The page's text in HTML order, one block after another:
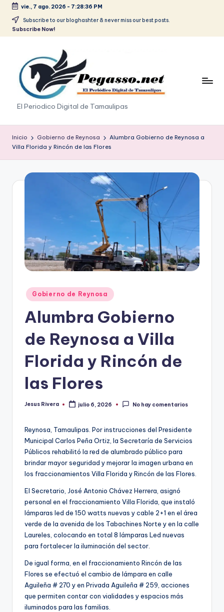
Saltar
vie., 7 ago. 2026 - 7:28:37 PM
Subscribe to our bloghashter & never miss our best posts.
Subscribe Now!
p
e
g
a
El Periodico Digital de Tamaulipas
Inicio Gobierno de Reynosa
Alumbra Gobierno de Reynosa a
Villa Florida y Rincón de las Flores
Publicado
en
Gobierno de Reynosa
Alumbra Gobierno
de Reynosa a Villa
Florida y Rincón de
las Flores
Publicado
Jesus Rivera julio 6, 2026 No hay comentarios
Reynosa, Tamaulipas. Por instrucciones del Presidente
Municipal Carlos Peña Ortiz, la Secretaría de Servicios
Públicos rehabilitó la red de alumbrado público para
brindar mayor seguridad y mejorar la imagen urbana en
los fraccionamientos Villa Florida y Rincón de las Flores.
El Secretario, José Antonio Chávez Herrera, asignó
personal en el fraccionamiento Villa Florida, que instaló
lámparas led de 150 watts nuevas y cable 2+1 en el área
verde de la avenida de los Tabachines Norte y en la calle
Laureles, colocando en total 8 lámparas Led nuevas
para fortalecer la iluminación del sector.
De igual forma, en el fraccionamiento Rincón de las
Flores se efectuó el cambio de lámpara en calle
Aguileña # 270 y en Privada Aguileña # 259, acciones
que permiten contar con vialidades y espacios más
iluminados para las familias.